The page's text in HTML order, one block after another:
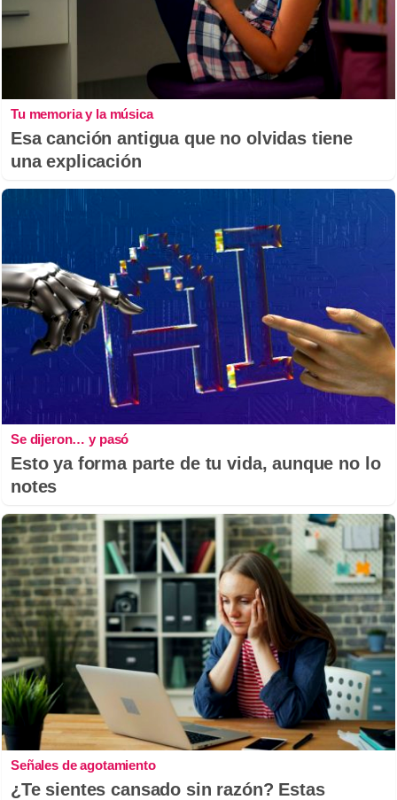
Tu memoria y la música
Esa canción antigua que no olvidas tiene
una explicación
Se dijeron… y pasó
Esto ya forma parte de tu vida, aunque no lo
notes
Señales de agotamiento
¿Te sientes cansado sin razón? Estas